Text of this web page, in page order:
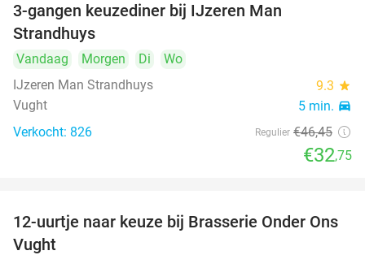
3-gangen keuzediner bij IJzeren Man
Strandhuys
Vandaag Morgen Di
Wo
IJzeren Man Strandhuys
9.3 star
Vught 5 min. directions_car
Verkocht: 826 Regulier €46,45
€32,75
31%
12-uurtje naar keuze bij Brasserie Onder Ons
Vught